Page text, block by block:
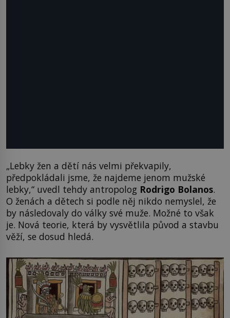
„Lebky žen a dětí nás velmi překvapily,
předpokládali jsme, že najdeme jenom mužské
lebky,“ uvedl tehdy antropolog Rodrigo Bolanos.
O ženách a dětech si podle něj nikdo nemyslel, že
by následovaly do války své muže. Možné to však
je. Nová teorie, která by vysvětlila původ a stavbu
věží, se dosud hledá.